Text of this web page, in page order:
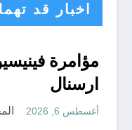
اخبار قد
قانون تشريع و ادارة